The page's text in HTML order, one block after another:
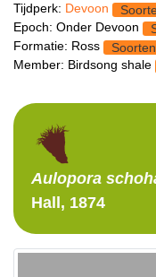
Tijdperk: Devoon
Epoch: Onder Devoon
Formatie: Ross
Member: Birdsong shale
Aulopora
Hall, 1874